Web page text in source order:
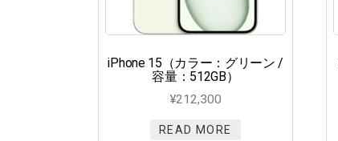
iPhone 15（カラー：グリーン /
容量：512GB）
¥212,300
READ MORE